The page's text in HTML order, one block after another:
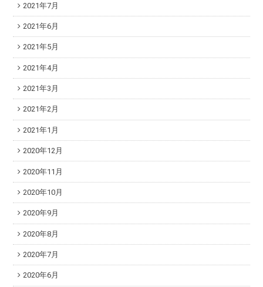
2021年7月
2021年6月
2021年5月
2021年4月
2021年3月
2021年2月
2021年1月
2020年12月
2020年11月
2020年10月
2020年9月
2020年8月
2020年7月
2020年6月